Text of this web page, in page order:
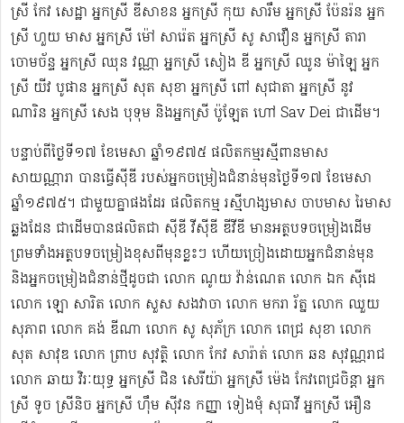
ស្រី កែវ សេដ្ឋា អ្នកស្រី ឌី​សាខន អ្នកស្រី កុយ សារឹម អ្នកស្រី ប៉ែនរ៉ន អ្នក
ស្រី ហួយ មាស អ្នកស្រី ម៉ៅ សារ៉េត ​អ្នកស្រី សូ សាវឿន អ្នកស្រី តារា
ចោម​ច័ន្ទ អ្នកស្រី ឈុន វណ្ណា អ្នកស្រី សៀង ឌី អ្នកស្រី ឈូន ម៉ាឡៃ អ្នក
ស្រី យីវ​ បូផាន​ អ្នកស្រី​ សុត សុខា អ្នកស្រី ពៅ សុជាតា អ្នកស្រី នូវ
ណារិន អ្នកស្រី សេង បុទុម និងអ្នកស្រី ប៉ូឡែត ហៅ Sav Dei ជាដើម។
បន្ទាប់​ពីថ្ងៃទី១៧ ខែមេសា ឆ្នាំ១៩៧៥​ ផលិតកម្មរស្មីពានមាស
សាយណ្ណារា បានធ្វើស៊ីឌី ​របស់អ្នកចម្រៀងជំនាន់មុនថ្ងៃទី១៧ ខែមេសា
ឆ្នាំ១៩៧៥។ ជាមួយគ្នាផងដែរ ផលិតកម្ម រស្មីហង្សមាស ចាបមាស រៃមាស​
ឆ្លងដែន ជាដើមបានផលិតជា ស៊ីឌី វីស៊ីឌី ឌីវីឌី មានអត្ថបទចម្រៀងដើម
ព្រមទាំងអត្ថបទចម្រៀងខុសពីមុន​ខ្លះៗ ហើយច្រៀងដោយអ្នកជំនាន់មុន
និងអ្នកចម្រៀងជំនាន់​ថ្មីដូចជា លោក ណូយ វ៉ាន់ណេត លោក ឯក ស៊ីដេ​​
លោក ឡោ សារិត លោក​​ សួស សងវាចា​ លោក មករា រ័ត្ន លោក ឈួយ
សុភាព លោក គង់ ឌីណា លោក សូ សុភ័ក្រ លោក ពេជ្រ សុខា លោក
សុត​ សាវុឌ លោក ព្រាប សុវត្ថិ លោក កែវ សារ៉ាត់ លោក ឆន សុវណ្ណរាជ
លោក ឆាយ វិរៈយុទ្ធ អ្នកស្រី ជិន សេរីយ៉ា អ្នកស្រី ម៉េង កែវពេជ្រចិន្តា អ្នក
ស្រី ទូច ស្រីនិច អ្នកស្រី ហ៊ឹម ស៊ីវន កញ្ញា​ ទៀងមុំ សុធាវី​​​ អ្នកស្រី អឿន